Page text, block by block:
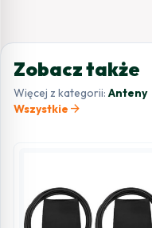
Zobacz także
Więcej z kategorii: Anteny
Wszystkie arrow_forward